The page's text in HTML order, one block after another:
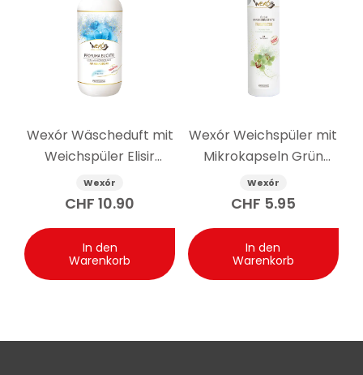
Dosierung, Wäschemenge, Programm und
Trocknungsart variieren.
Wexór Wäscheduft mit
Weichspüler Elisir
Acquatico 500 ml
Wexór
CHF 10.90
In den
Warenkorb
Wexór Weichspüler mit
Mikrokapseln Grün
Himalaya 750 ml
Wexór
CHF 5.95
In den
Warenkorb